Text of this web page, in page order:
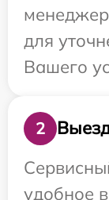
для
Вашего
2
удобное